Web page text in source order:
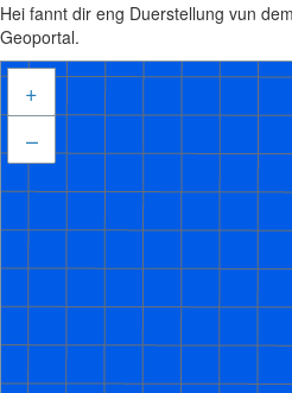
Hei fannt dir eng Duerstellung vun
Geoportal.
+
–